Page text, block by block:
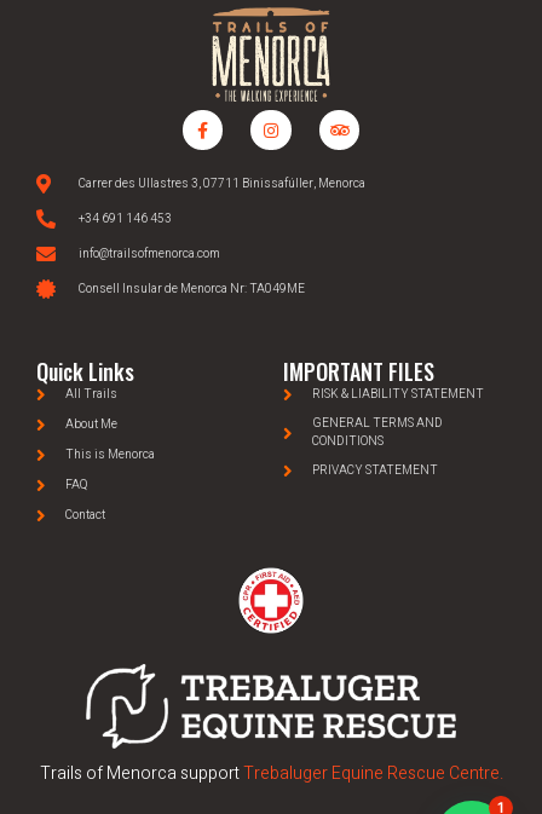
Carrer des Ullastres 3, 07711 Binissafúller, Menorca
+34 691 146 453
info@trailsofmenorca.com
Consell Insular de Menorca Nr: TA049ME
Quick Links
All Trails
About Me
This is Menorca
FAQ
Contact
IMPORTANT FILES
RISK & LIABILITY STATEMENT
GENERAL TERMS AND
CONDITIONS
PRIVACY STATEMENT
Trails of Menorca supportTrebaluger Equine Rescue Centre.
1